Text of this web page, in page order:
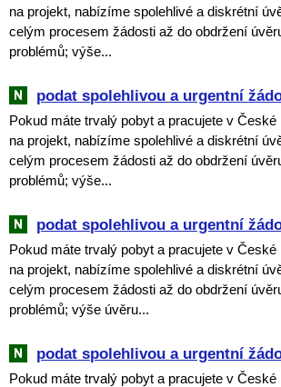
na projekt, nabízíme spolehlivé a diskrétní
celým procesem žádosti až do obdržení
problémů; výše...
podat spolehlivou a urgentní
Pokud máte trvalý pobyt a pracujete v
na projekt, nabízíme spolehlivé a diskrétní
celým procesem žádosti až do obdržení
problémů; výše...
podat spolehlivou a urgentní
Pokud máte trvalý pobyt a pracujete v
na projekt, nabízíme spolehlivé a diskrétní
celým procesem žádosti až do obdržení
problémů; výše úvěru...
podat spolehlivou a urgentní
Pokud máte trvalý pobyt a pracujete v